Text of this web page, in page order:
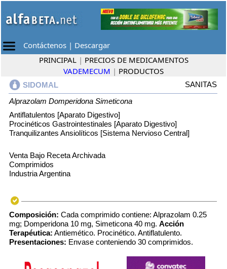
Contáctenos | Descargar
PRINCIPAL | PRECIOS DE MEDICAMENTOS
VADEMECUM | PRODUCTOS
SIDOMAL
SANITAS
Alprazolam Domperidona Simeticona
Antiflatulentos [Aparato Digestivo]
Procinéticos Gastrointestinales [Aparato Digestivo]
Tranquilizantes Ansiolíticos [Sistema Nervioso Central]
Venta Bajo Receta Archivada
Comprimidos
Industria Argentina
Composición: Cada comprimido contiene: Alprazolam 0.25
mg; Domperidona 10 mg, Simeticona 40 mg. Acción
Terapéutica: Antiemético. Procinético. Antiflatulento.
Presentaciones: Envase conteniendo 30 comprimidos.